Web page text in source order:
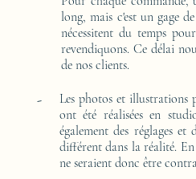
long, mais c'est un gage
nécessitent du temps
revendiquons. Ce délai
de nos clients.
-
Les photos et illustrations
ont été réalisées en
également des réglages
différent dans la réalité.
ne seraient donc être